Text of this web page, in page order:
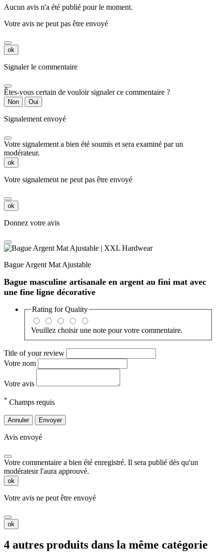
Aucun avis n'a été publié pour le moment.
Votre avis ne peut pas être envoyé
ok
Signaler le commentaire
Êtes-vous certain de vouloir signaler ce commentaire ?
Non Oui
Signalement envoyé
Votre signalement a bien été soumis et sera examiné par un
modérateur.
ok
Votre signalement ne peut pas être envoyé
ok
Donnez votre avis
Bague Argent Mat Ajustable
Bague masculine artisanale en argent au fini mat avec
une fine ligne décorative
Rating forQuality
Veuillez choisir une note pour votre commentaire.
Title of your review
Votre nom
Votre avis
* Champs requis
Annuler Envoyer
Avis envoyé
Votre commentaire a bien été enregistré. Il sera publié dès qu'un
modérateur l'aura approuvé.
ok
Votre avis ne peut être envoyé
ok
4 autres produits dans la même catégorie